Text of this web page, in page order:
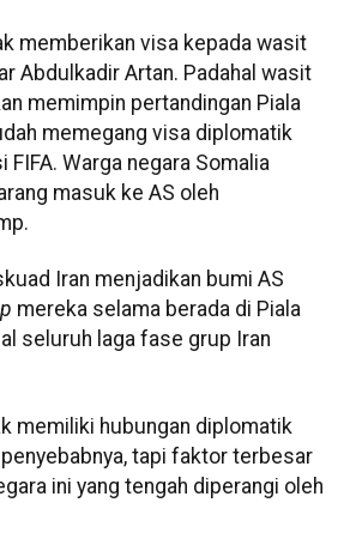
memberikan visa kepada wasit
Abdulkadir Artan. Padahal wasit
memimpin pertandingan Piala
memegang visa diplomatik
Warga negara Somalia
masuk ke AS oleh
Iran menjadikan bumi AS
mereka selama berada di Piala
seluruh laga fase grup Iran
memiliki hubungan diplomatik
tapi faktor terbesar
ini yang tengah diperangi oleh